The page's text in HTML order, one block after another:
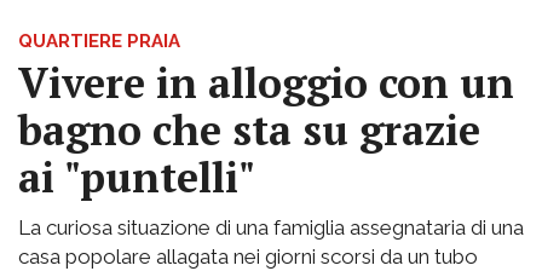
QUARTIERE PRAIA
Vivere in alloggio con un
bagno che sta su grazie
ai "puntelli"
La curiosa situazione di una famiglia assegnataria di una
casa popolare allagata nei giorni scorsi da un tubo